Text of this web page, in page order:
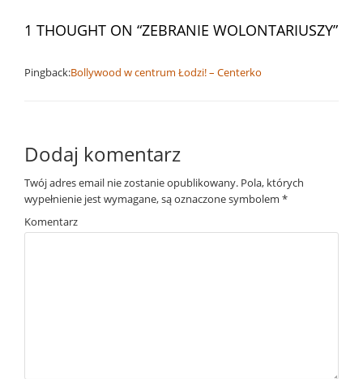
1 THOUGHT ON “ZEBRANIE WOLONTARIUSZY”
Pingback:Bollywood w centrum Łodzi! – Centerko
Dodaj komentarz
Twój adres email nie zostanie opublikowany. Pola, których
wypełnienie jest wymagane, są oznaczone symbolem *
Komentarz